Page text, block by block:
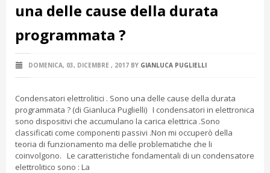
una delle cause della durata
programmata ?
DOMENICA, 03, DICEMBRE , 2017 BY GIANLUCA PUGLIELLI
Condensatori elettrolitici . Sono una delle cause della durata
programmata ? (di Gianluca Puglielli) I condensatori in elettronica
sono dispositivi che accumulano la carica elettrica .Sono
classificati come componenti passivi .Non mi occuperò della
teoria di funzionamento ma delle problematiche che li
coinvolgono. Le caratteristiche fondamentali di un condensatore
elettrolitico sono : La